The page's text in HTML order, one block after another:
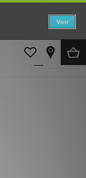
Voir